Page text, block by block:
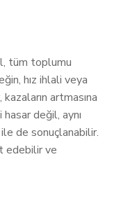
tüm toplumu
hız ihlali veya
artmasına
değil, aynı
de sonuçlanabilir.
edebilir ve